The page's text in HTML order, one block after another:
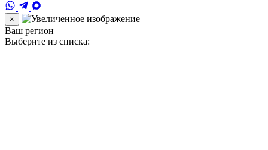
×
Ваш регион
Выберите из списка: